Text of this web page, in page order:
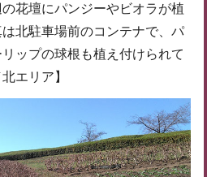
花壇にパンジーやビオラが植
北駐車場前のコンテナで、パ
ップの球根も植え付けられて
エリア】